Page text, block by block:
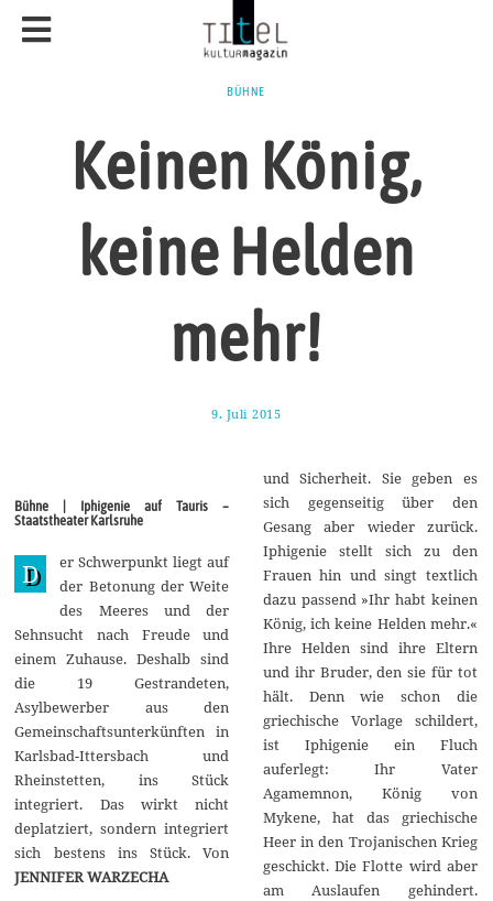
BÜHNE
Keinen König,
keine Helden
mehr!
9. Juli 2015
l
i
2
0
1
5
Bühne | Iphigenie auf Tauris –
Staatstheater Karlsruhe
D
er Schwerpunkt liegt auf
der Betonung der Weite
des Meeres und der
Sehnsucht nach Freude und
einem Zuhause. Deshalb sind
die 19 Gestrandeten,
Asylbewerber aus den
Gemeinschaftsunterkünften in
Karlsbad-Ittersbach und
Rheinstetten, ins Stück
integriert. Das wirkt nicht
deplatziert, sondern integriert
sich bestens ins Stück. Von
JENNIFER WARZECHA
und Sicherheit. Sie geben es
sich gegenseitig über den
Gesang aber wieder zurück.
Iphigenie stellt sich zu den
Frauen hin und singt textlich
dazu passend »Ihr habt keinen
König, ich keine Helden mehr.«
Ihre Helden sind ihre Eltern
und ihr Bruder, den sie für tot
hält. Denn wie schon die
griechische Vorlage schildert,
ist Iphigenie ein Fluch
auferlegt: Ihr Vater
Agamemnon, König von
Mykene, hat das griechische
Heer in den Trojanischen Krieg
geschickt. Die Flotte wird aber
am Auslaufen gehindert.